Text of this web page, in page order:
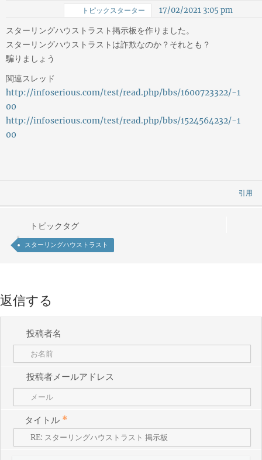
トピックスターター 17/02/2021 3:05 pm
スターリングハウストラスト掲示板を作りました。
スターリングハウストラストは詐欺なのか？それとも？
騙りましょう
関連スレッド
http://infoserious.com/test/read.php/bbs/1600723322/-1
00
http://infoserious.com/test/read.php/bbs/1524564232/-1
00
引用
トピックタグ
スターリングハウストラスト
返信する
投稿者名
投稿者メールアドレス
タイトル *